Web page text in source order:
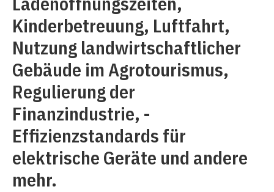
Kinderbetreuung, Luftfahrt,
Nutzung landwirtschaftlicher
Gebäude im Agrotourismus,
Regulierung der
Finanzindustrie, ­
Effizienzstandards für
elektrische Geräte und andere
mehr.